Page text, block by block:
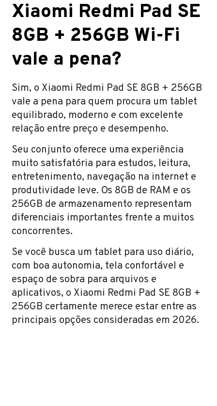
Xiaomi Redmi Pad SE
8GB + 256GB Wi-Fi
vale a pena?
Sim, o Xiaomi Redmi Pad SE 8GB + 256GB
vale a pena para quem procura um tablet
equilibrado, moderno e com excelente
relação entre preço e desempenho.
Seu conjunto oferece uma experiência
muito satisfatória para estudos, leitura,
entretenimento, navegação na internet e
produtividade leve. Os 8GB de RAM e os
256GB de armazenamento representam
diferenciais importantes frente a muitos
concorrentes.
Se você busca um tablet para uso diário,
com boa autonomia, tela confortável e
espaço de sobra para arquivos e
aplicativos, o Xiaomi Redmi Pad SE 8GB +
256GB certamente merece estar entre as
principais opções consideradas em 2026.